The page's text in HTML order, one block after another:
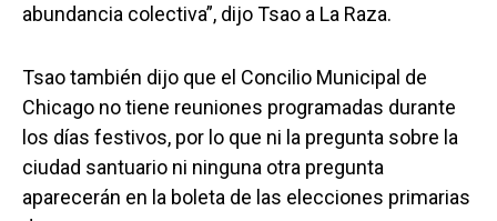
abundancia colectiva”, dijo Tsao a La Raza.
Tsao también dijo que el Concilio Municipal de
Chicago no tiene reuniones programadas durante
los días festivos, por lo que ni la pregunta sobre la
ciudad santuario ni ninguna otra pregunta
aparecerán en la boleta de las elecciones primarias